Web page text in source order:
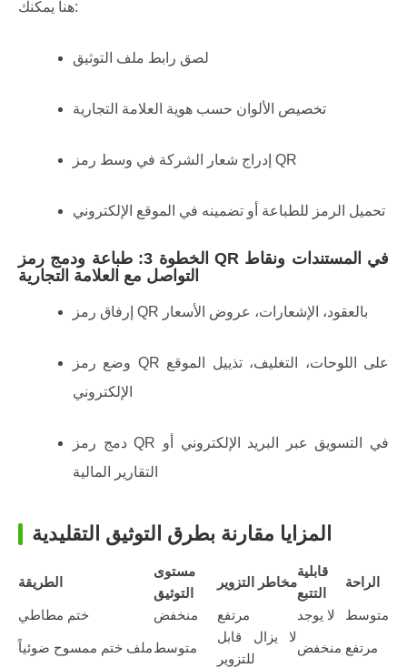
هنا يمكنك:
لصق رابط ملف التوثيق
تخصيص الألوان حسب هوية العلامة التجارية
إدراج شعار الشركة في وسط رمز QR
تحميل الرمز للطباعة أو تضمينه في الموقع الإلكتروني
الخطوة 3: طباعة ودمج رمز QR في المستندات ونقاط
التواصل مع العلامة التجارية
إرفاق رمز QR بالعقود، الإشعارات، عروض الأسعار
وضع رمز QR على اللوحات، التغليف، تذييل الموقع
الإلكتروني
دمج رمز QR في التسويق عبر البريد الإلكتروني أو
التقارير المالية
المزايا مقارنة بطرق التوثيق التقليدية
الطريقة
مستوى
التوثيق
مخاطر التزوير
قابلية
التتبع
الراحة
ختم مطاطي منخفض مرتفع لا يوجد متوسط
ملف ختم ممسوح ضوئياًمتوسط
لا يزال قابل
للتزوير
منخفض مرتفع